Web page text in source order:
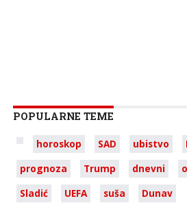
POPULARNE TEME
horoskop SAD ubistvo
prognoza
Trump dnevni
Sladić
UEFA suša Dunav